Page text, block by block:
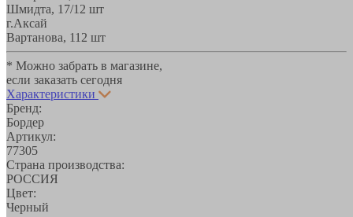
Шмидта, 17/1 2 шт
г.Аксай
Вартанова, 11 2 шт
* Можно забрать в магазине,
если заказать сегодня
Характеристики
Бренд:
Бордер
Артикул:
77305
Страна производства:
РОССИЯ
Цвет:
Черный